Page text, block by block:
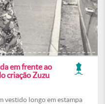
em frente ao
criação Zuzu
vestido longo em estampa